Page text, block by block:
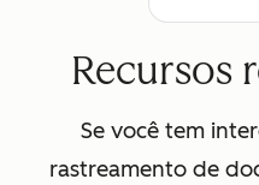
Recursos
Se você tem
rastreamento de